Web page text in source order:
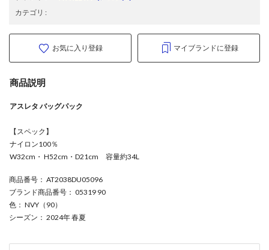
カテゴリ :
お気に入り登録 マイブランドに登録
商品説明
アスレタ バッグパック
【スペック】
ナイロン100％
W32cm・ H52cm・D21cm 容量約34L
商品番号 ： AT2038DU05096
ブランド商品番号 ： 05319 90
色 ： NVY（90）
シーズン ： 2024年 春夏